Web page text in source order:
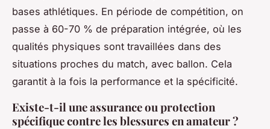
bases athlétiques. En période de compétition, on
passe à 60-70 % de préparation intégrée, où les
qualités physiques sont travaillées dans des
situations proches du match, avec ballon. Cela
garantit à la fois la performance et la spécificité.
Existe-t-il une assurance ou protection
spécifique contre les blessures en amateur ?